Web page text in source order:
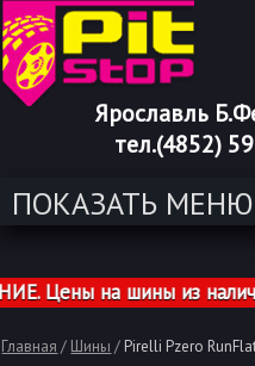
Ярославль
тел.(4852)
ПОКАЗАТЬ МЕНЮ
на шины из наличия
Главная / Шины / Pirelli Pzero